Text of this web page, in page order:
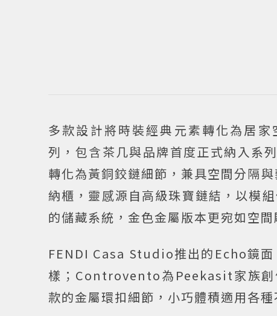
多款設計將時裝經典元素轉化為居
列，包含茶几與品牌首度正式納入系
轉化為黃銅鉸鏈細節，兼具空間分隔
納櫃，靈感源自高級珠寶鏈結，以模
的儲藏系統，金色金屬版本更宛如空間
FENDI Casa Studio推出的Echo鏡
樣；Controvento為Peekasit家族
款的金屬環扣細節，小巧體積適用各種